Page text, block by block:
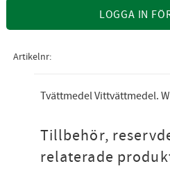
LOGGA IN
Artikelnr
Tvättmedel Vittvättmedel.
Tillbehör,
relaterade